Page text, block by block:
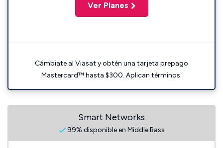
Ver Planes
Cámbiate al Viasat y obtén una tarjeta prepago
Mastercard™ hasta $300. Aplican términos.
Smart Networks
99% disponible en Middle Bass